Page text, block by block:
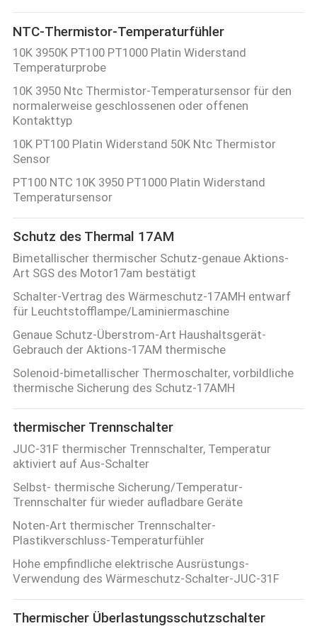
NTC-Thermistor-Temperaturfühler
10K 3950K PT100 PT1000 Platin Widerstand
Temperaturprobe
10K 3950 Ntc Thermistor-Temperatursensor für den
normalerweise geschlossenen oder offenen
Kontakttyp
10K PT100 Platin Widerstand 50K Ntc Thermistor
Sensor
PT100 NTC 10K 3950 PT1000 Platin Widerstand
Temperatursensor
Schutz des Thermal 17AM
Bimetallischer thermischer Schutz-genaue Aktions-
Art SGS des Motor17am bestätigt
Schalter-Vertrag des Wärmeschutz-17AMH entwarf
für Leuchtstofflampe/Laminiermaschine
Genaue Schutz-Überstrom-Art Haushaltsgerät-
Gebrauch der Aktions-17AM thermische
Solenoid-bimetallischer Thermoschalter, vorbildliche
thermische Sicherung des Schutz-17AMH
thermischer Trennschalter
JUC-31F thermischer Trennschalter, Temperatur
aktiviert auf Aus-Schalter
Selbst- thermische Sicherung/Temperatur-
Trennschalter für wieder aufladbare Geräte
Noten-Art thermischer Trennschalter-
Plastikverschluss-Temperaturfühler
Hohe empfindliche elektrische Ausrüstungs-
Verwendung des Wärmeschutz-Schalter-JUC-31F
Thermischer Überlastungsschutzschalter